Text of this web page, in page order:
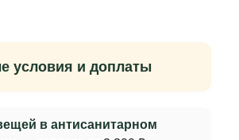
условия и доплаты
в антисанитарном